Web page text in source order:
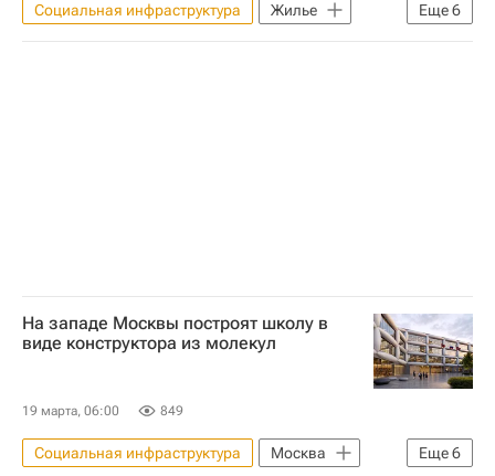
Еще6
Социальная инфраструктура
Жилье
Россия
Вячеслав Володин
На западе Москвы построят школу в
виде конструктора из молекул
19 марта, 06:00 849
Еще6
Социальная инфраструктура
Москва